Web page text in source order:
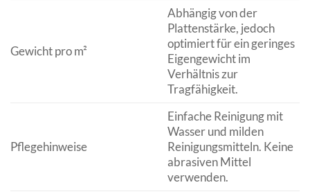
Gewicht pro m²
Abhängig von der
Plattenstärke, jedoch
optimiert für ein geringes
Eigengewicht im
Verhältnis zur
Tragfähigkeit.
Pflegehinweise
Einfache Reinigung mit
Wasser und milden
Reinigungsmitteln. Keine
abrasiven Mittel
verwenden.